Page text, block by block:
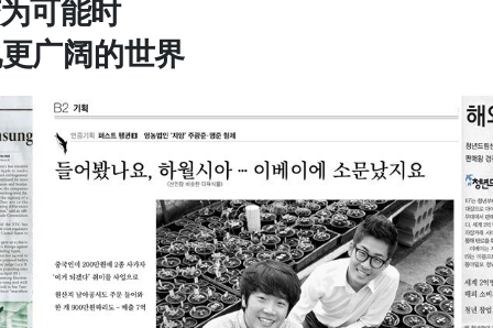
可能时
广阔的世界